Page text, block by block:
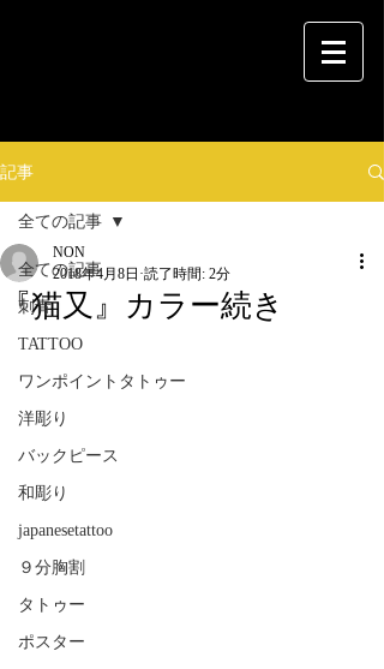
記事
全ての記事
刺青
TATTOO
ワンポイントタトゥー
洋彫り
バックピース
和彫り
japanesetattoo
９分胸割
タトゥー
ポスター
全ての記事
『猫又』カラー続き
NON
2018年4月8日 読了時間: 2分